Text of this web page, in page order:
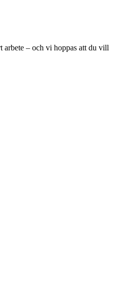
– och vi hoppas att du vill